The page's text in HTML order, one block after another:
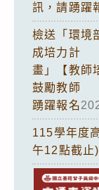
訊，請踴躍
檢送「環境
成培力計
畫」【教師
鼓勵教師
踴躍報名
115學年度
午12點截止)